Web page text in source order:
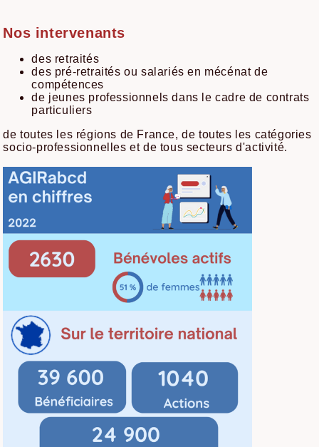
Nos intervenants
des retraités
des pré-retraités ou salariés en mécénat de
compétences
de jeunes professionnels dans le cadre de contrats
particuliers
de toutes les régions de France, de toutes les catégories
socio-professionnelles et de tous secteurs d'activité.